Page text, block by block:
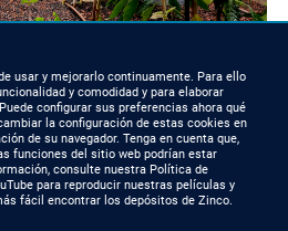
usar y mejorarlo continuamente. Para ello
y comodidad y para elaborar
configurar sus preferencias ahora qué
la configuración de estas cookies en
de su navegador. Tenga en cuenta que,
funciones del sitio web podrían estar
consulte nuestra Política de
para reproducir nuestras películas y
fácil encontrar los depósitos de Zinco.